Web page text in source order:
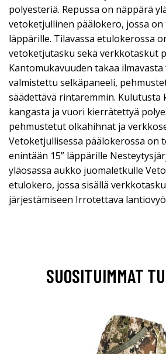
polyesteriä. Repussa on näppärä
vetoketjullinen päälokero, jossa
läppärille. Tilavassa etulokerossa
vetoketjutasku sekä verkkotaskut
Kantomukavuuden takaa
valmistettu selkäpaneeli,
säädettävä rintaremmin. Kulutusta
kangasta ja vuori kierrätettyä
pehmustetut olkahihnat ja
Vetoketjullisessa päälokerossa on
enintään 15” läppärille
yläosassa aukko juomaletkulle
etulokero, jossa sisällä
järjestämiseen Irrotettava lantiovyö
SUOSITUIMMAT